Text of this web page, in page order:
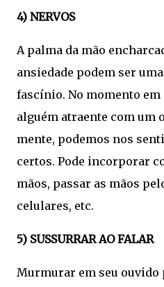
4) NERVOS
A palma da mão
ansiedade podem ser
fascínio. No momento em
alguém atraente com um
mente, podemos nos
certos. Pode incorporar
mãos, passar as mãos
celulares, etc.
5) SUSSURRAR AO FALAR
Murmurar em seu ouvido